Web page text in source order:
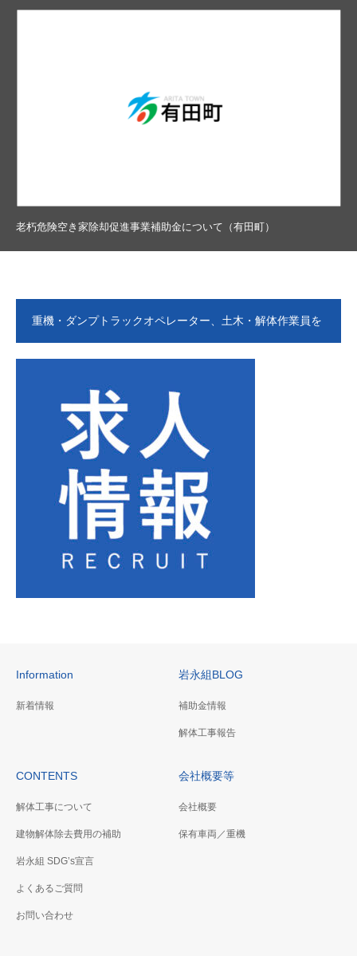
老朽危険空き家除却促進事業補助金について（有田町）
重機・ダンプトラックオペレーター、土木・解体作業員を
Information
新着情報
岩永組BLOG
補助金情報
解体工事報告
CONTENTS
解体工事について
建物解体除去費用の補助
岩永組 SDG’s宣言
よくあるご質問
お問い合わせ
会社概要等
会社概要
保有車両／重機